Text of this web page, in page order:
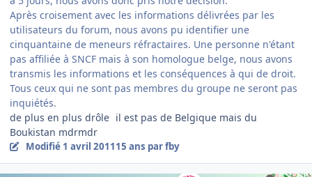
Après croisement avec les informations délivrées par les
utilisateurs du forum, nous avons pu identifier une
cinquantaine de meneurs réfractaires. Une personne n'étant
pas affiliée à SNCF mais à son homologue belge, nous avons
transmis les informations et les conséquences à qui de droit.
Tous ceux qui ne sont pas membres du groupe ne seront pas
inquiétés.
de plus en plus drôle il est pas de Belgique mais du
Boukistan mdrmdr
Modifié 1 avril 201115 ans par fby